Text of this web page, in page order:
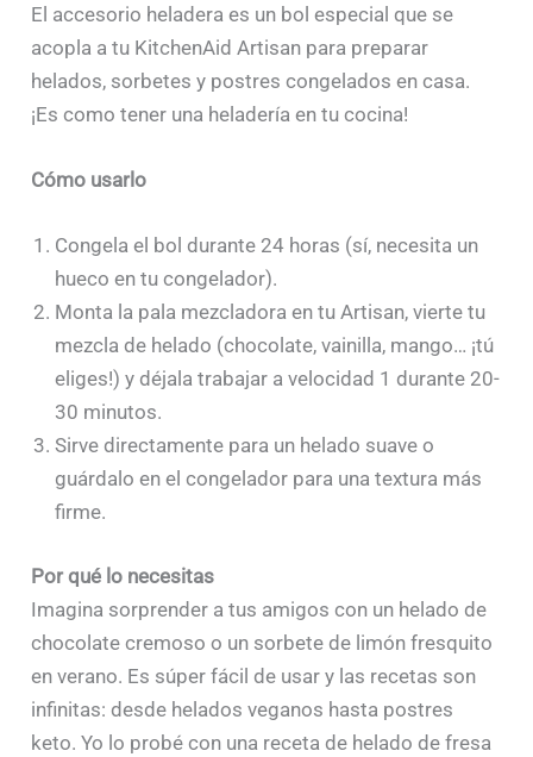
El accesorio heladera es un bol especial que se
acopla a tu KitchenAid Artisan para preparar
helados, sorbetes y postres congelados en casa.
¡Es como tener una heladería en tu cocina!
Cómo usarlo
Congela el bol durante 24 horas (sí, necesita un
hueco en tu congelador).
Monta la pala mezcladora en tu Artisan, vierte tu
mezcla de helado (chocolate, vainilla, mango… ¡tú
eliges!) y déjala trabajar a velocidad 1 durante 20-
30 minutos.
Sirve directamente para un helado suave o
guárdalo en el congelador para una textura más
firme.
Por qué lo necesitas
Imagina sorprender a tus amigos con un helado de
chocolate cremoso o un sorbete de limón fresquito
en verano. Es súper fácil de usar y las recetas son
infinitas: desde helados veganos hasta postres
keto. Yo lo probé con una receta de helado de fresa